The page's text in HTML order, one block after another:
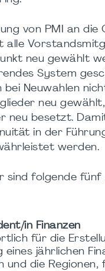
von PMI an die
alle
neu gewählt
System
Neuwahlen
neu
neu besetzt.
in der
werden.
sind folgende
in Finanzen
für die
eines jährlichen
und die Regionen,